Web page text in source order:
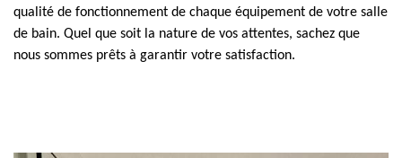
qualité de fonctionnement de chaque équipement de votre salle
de bain. Quel que soit la nature de vos attentes, sachez que
nous sommes prêts à garantir votre satisfaction.